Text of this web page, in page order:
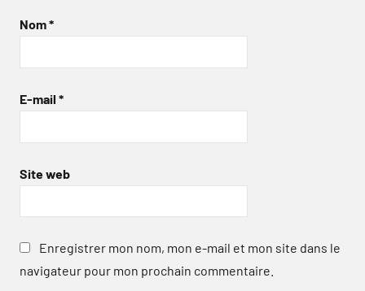
Nom*
E-mail *
Site web
Enregistrer mon nom, mon e-mail et mon site dans le
navigateur pour mon prochain commentaire.